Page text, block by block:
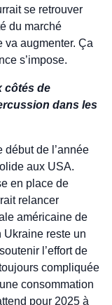
se retrouver
du marché
va augmenter. Ça
s’impose.
côtés de
dans les
début de l’année
aux USA.
en place de
relancer
américaine de
Ukraine reste un
l’effort de
compliquée
consommation
pour 2025 à